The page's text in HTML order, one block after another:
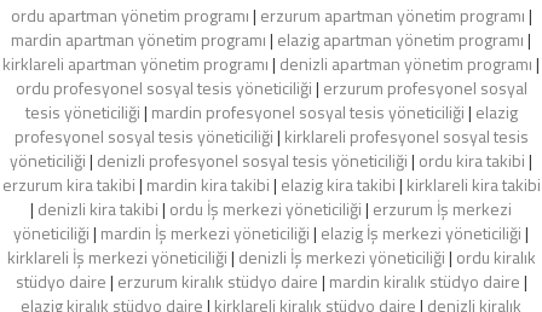
ordu apartman yönetim programı| erzurum apartman yönetim programı|
mardin apartman yönetim programı| elazig apartman yönetim programı|
kirklareli apartman yönetim programı| denizli apartman yönetim programı|
ordu profesyonel sosyal tesis yöneticiliği| erzurum profesyonel sosyal
tesis yöneticiliği| mardin profesyonel sosyal tesis yöneticiliği| elazig
profesyonel sosyal tesis yöneticiliği| kirklareli profesyonel sosyal tesis
yöneticiliği| denizli profesyonel sosyal tesis yöneticiliği| ordu kira takibi|
erzurum kira takibi| mardin kira takibi| elazig kira takibi| kirklareli kira takibi
| denizli kira takibi| ordu İş merkezi yöneticiliği| erzurum İş merkezi
yöneticiliği| mardin İş merkezi yöneticiliği| elazig İş merkezi yöneticiliği|
kirklareli İş merkezi yöneticiliği| denizli İş merkezi yöneticiliği| ordu kiralık
stüdyo daire| erzurum kiralık stüdyo daire| mardin kiralık stüdyo daire|
elazig kiralık stüdyo daire| kirklareli kiralık stüdyo daire| denizli kiralık